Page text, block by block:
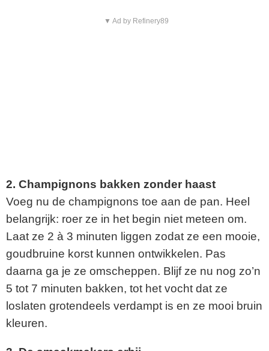
▼ Ad by Refinery89
2. Champignons bakken zonder haast
Voeg nu de champignons toe aan de pan. Heel
belangrijk: roer ze in het begin niet meteen om.
Laat ze 2 à 3 minuten liggen zodat ze een mooie,
goudbruine korst kunnen ontwikkelen. Pas
daarna ga je ze omscheppen. Blijf ze nu nog zo’n
5 tot 7 minuten bakken, tot het vocht dat ze
loslaten grotendeels verdampt is en ze mooi bruin
kleuren.